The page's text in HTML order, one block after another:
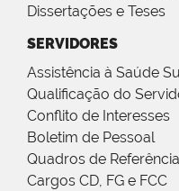
Dissertações e Teses
SERVIDORES
Assistência à Saúde
Qualificação do
Conflito de Interesses
Boletim de Pessoal
Quadros de Referência
Cargos CD, FG e FCC